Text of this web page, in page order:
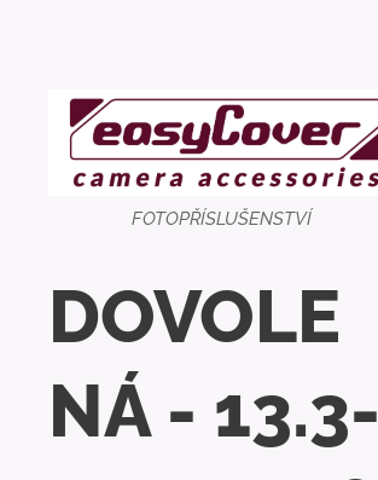
FOTOPŘÍSLUŠENSTVÍ
DOVOLE
NÁ - 13.3-